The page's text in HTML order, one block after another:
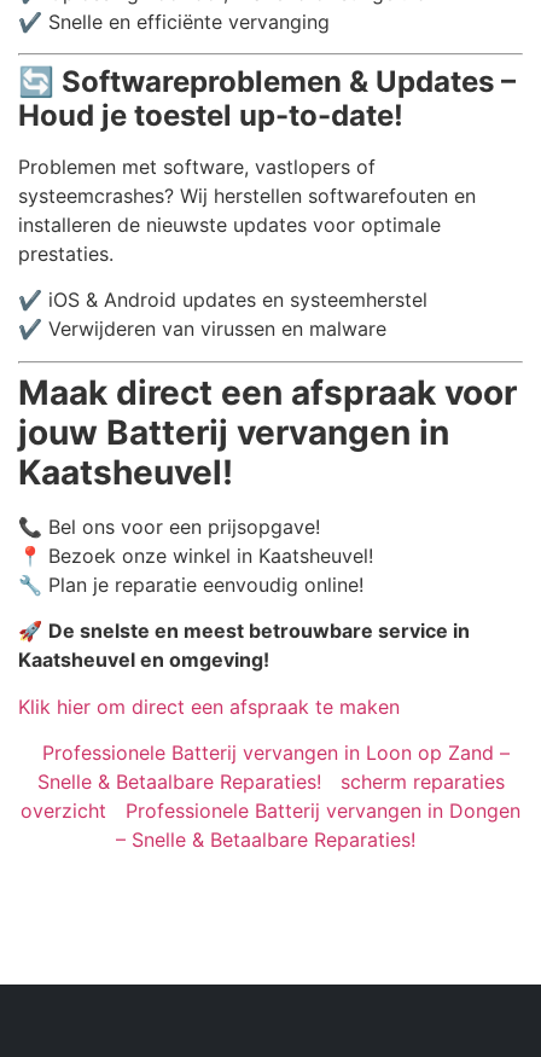
✔️ Snelle en efficiënte vervanging
🔄 Softwareproblemen & Updates –
Houd je toestel up-to-date!
Problemen met software, vastlopers of
systeemcrashes? Wij herstellen softwarefouten en
installeren de nieuwste updates voor optimale
prestaties.
✔️ iOS & Android updates en systeemherstel
✔️ Verwijderen van virussen en malware
Maak direct een afspraak voor
jouw Batterij vervangen in
Kaatsheuvel!
📞 Bel ons voor een prijsopgave!
📍 Bezoek onze winkel in Kaatsheuvel!
🔧 Plan je reparatie eenvoudig online!
🚀 De snelste en meest betrouwbare service in
Kaatsheuvel en omgeving!
Klik hier om direct een afspraak te maken
Professionele Batterij vervangen in Loon op Zand –
Snelle & Betaalbare Reparaties!
scherm reparaties
overzicht
Professionele Batterij vervangen in Dongen
– Snelle & Betaalbare Reparaties!